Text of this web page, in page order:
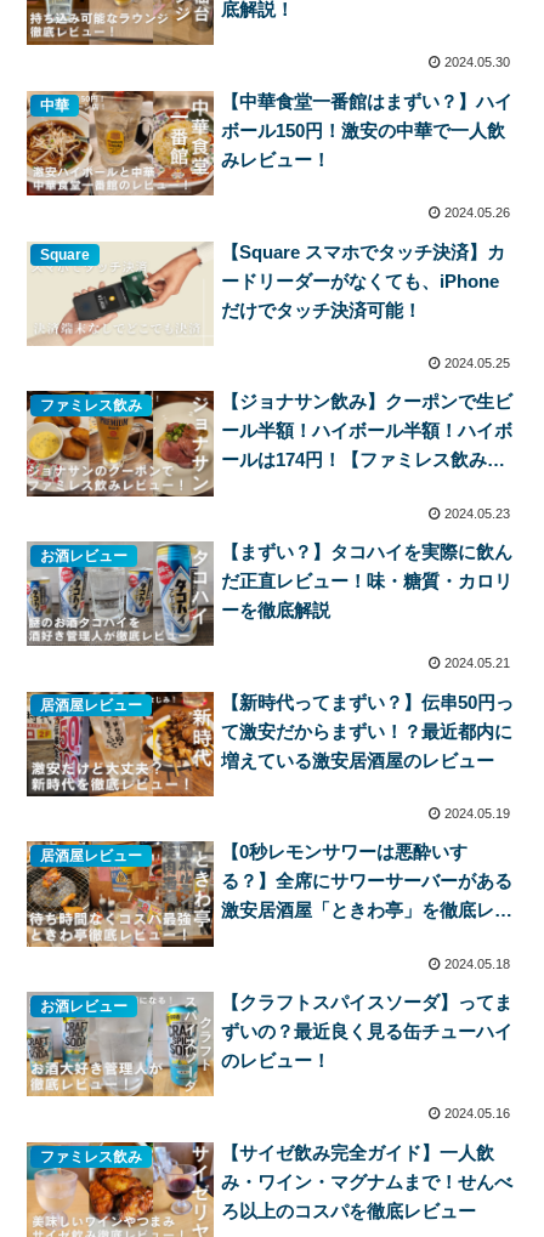
底解説！
2024.05.30
中華
【中華食堂一番館はまずい？】ハイ
ボール150円！激安の中華で一人飲
みレビュー！
2024.05.26
Square
【Square スマホでタッチ決済】カ
ードリーダーがなくても、iPhone
だけでタッチ決済可能！
2024.05.25
ファミレス飲み
【ジョナサン飲み】クーポンで生ビ
ール半額！ハイボール半額！ハイボ
ールは174円！【ファミレス飲みレ
2024.05.23
お酒レビュー
【まずい？】タコハイを実際に飲ん
だ正直レビュー！味・糖質・カロリ
ーを徹底解説
2024.05.21
居酒屋レビュー
【新時代ってまずい？】伝串50円っ
て激安だからまずい！？最近都内に
増えている激安居酒屋のレビュー
2024.05.19
居酒屋レビュー
【0秒レモンサワーは悪酔いす
る？】全席にサワーサーバーがある
激安居酒屋「ときわ亭」を徹底レビ
2024.05.18
お酒レビュー
【クラフトスパイスソーダ】ってま
ずいの？最近良く見る缶チューハイ
のレビュー！
2024.05.16
ファミレス飲み
【サイゼ飲み完全ガイド】一人飲
み・ワイン・マグナムまで！せんべ
ろ以上のコスパを徹底レビュー